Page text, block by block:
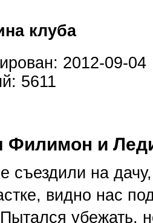
клуба
2012-09-04
5611
Филимон и
съездили на
видно нас
убежать,